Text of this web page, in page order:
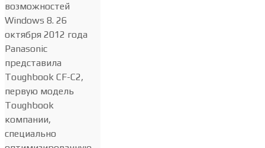
возможностей
Windows 8. 26
октября 2012 года
Panasonic
представила
Toughbook CF-C2,
первую модель
Toughbook
компании,
специально